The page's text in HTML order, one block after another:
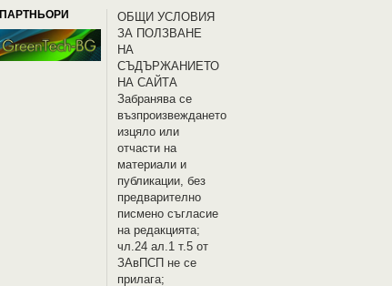
ПАРТНЬОРИ
OБЩИ УСЛОВИЯ
ЗА ПОЛЗВАНЕ
НА
СЪДЪРЖАНИЕТО
НА САЙТА
Забранява се
възпроизвеждането
изцяло или
отчасти на
материали и
публикации, без
предварително
писмено съгласие
на редакцията;
чл.24 ал.1 т.5 от
ЗАвПСП не се
прилага;